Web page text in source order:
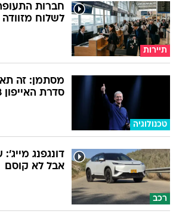
תיירות
חברות
לשלוח מזוודה
טכנולוגיה
מסתמן: זה
סדרת האייפון 18
רכב
דונגפנג
אבל לא קוסם